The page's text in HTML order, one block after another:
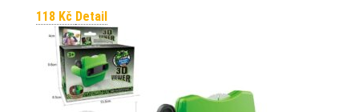
118 Kč Detail